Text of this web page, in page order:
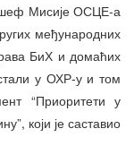
шеф Мисије ОСЦЕ-а
међународних
БиХ и домаћих
у ОХР-у и том
“Приоритети у
који је саставио